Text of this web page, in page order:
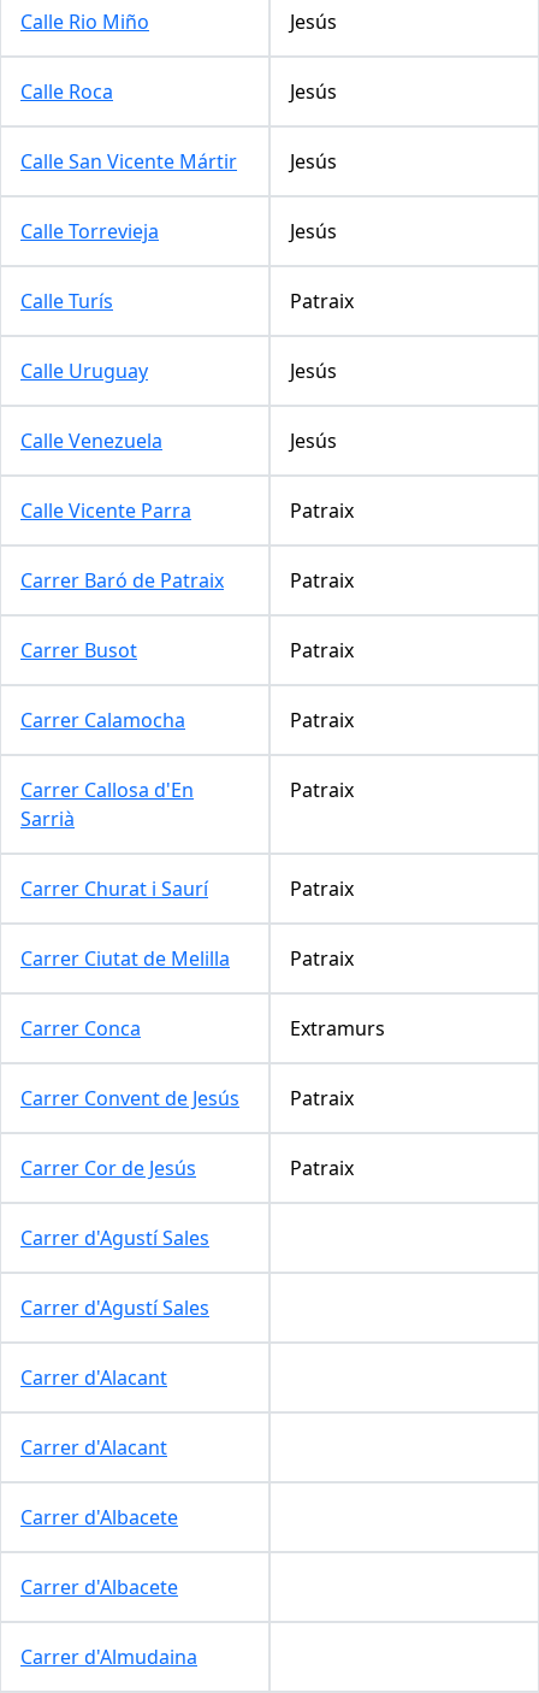
Calle Rio Miño Jesús
Calle Roca Jesús
Calle San Vicente Mártir Jesús
Calle Torrevieja Jesús
Calle Turís Patraix
Calle Uruguay Jesús
Calle Venezuela Jesús
Calle Vicente Parra Patraix
Carrer Baró de Patraix Patraix
Carrer Busot Patraix
Carrer Calamocha Patraix
Carrer Callosa d'En
Sarrià
Patraix
Carrer Churat i Saurí Patraix
Carrer Ciutat de Melilla Patraix
Carrer Conca Extramurs
Carrer Convent de Jesús Patraix
Carrer Cor de Jesús Patraix
Carrer d'Agustí Sales
Carrer d'Agustí Sales
Carrer d'Alacant
Carrer d'Alacant
Carrer d'Albacete
Carrer d'Albacete
Carrer d'Almudaina